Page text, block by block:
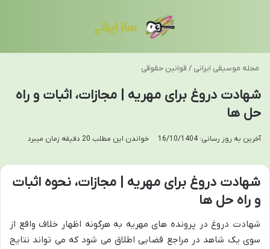
مجله موسیقی ایرانی / قوانین حقوقی
شهادت دروغ برای مهریه | مجازات، اثبات و راه
حل ها
آخرین به روز رسانی: 16/10/1404 خواندن این مطلب 20 دقیقه زمان میبرد
شهادت دروغ برای مهریه | مجازات، نحوه اثبات
و راه حل ها
شهادت دروغ در پرونده های مهریه به هرگونه اظهار خلاف واقع از
سوی یک شاهد در مراجع قضایی اطلاق می شود که می تواند نتایج